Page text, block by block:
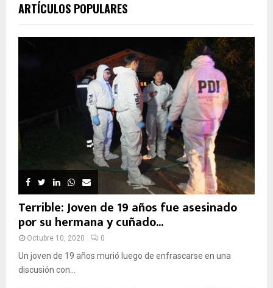
ARTÍCULOS POPULARES
Terrible: Joven de 19 años fue asesinado
por su hermana y cuñado...
Octubre 10, 2020 0
Un joven de 19 años murió luego de enfrascarse en una
discusión con...